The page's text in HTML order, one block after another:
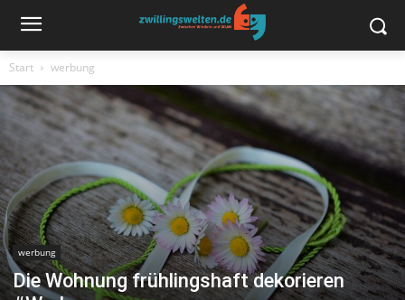
Start werbung
werbung
Die Wohnung frühlingshaft dekorieren